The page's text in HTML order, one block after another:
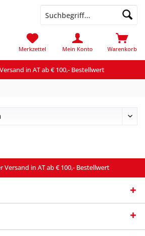
in AT ab € 100,- Bestellwert
Warenkorb
Merkzettel Mein Konto
Versand in AT ab € 100,- Bestellwert